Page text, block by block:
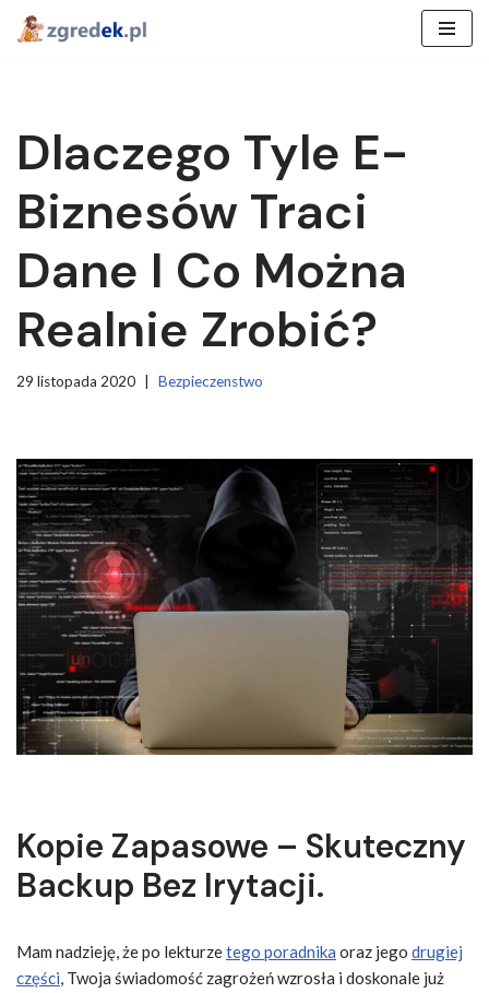
Dlaczego Tyle E-
Biznesów Traci
Dane I Co Można
Realnie Zrobić?
29 listopada 2020 Bezpieczenstwo
Kopie Zapasowe – Skuteczny
Backup Bez Irytacji.
Mam nadzieję, że po lekturzetego poradnika oraz jego drugiej
części, Twoja świadomość zagrożeń wzrosła i doskonale już